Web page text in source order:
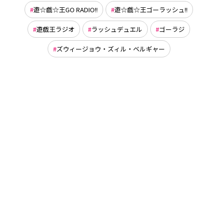
遊☆戯☆王GO RADIO!! 遊☆戯☆王ゴーラッシュ!!
遊戯王ラジオ ラッシュデュエル ゴーラジ
ズウィージョウ・ズィル・ベルギャー